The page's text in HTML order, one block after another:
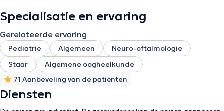
Specialisatie en ervaring
Gerelateerde ervaring
Pediatrie Algemeen
Neuro-oftalmologie
Staar
Algemene oogheelkunde
71 Aanbeveling van de patiënten
Diensten